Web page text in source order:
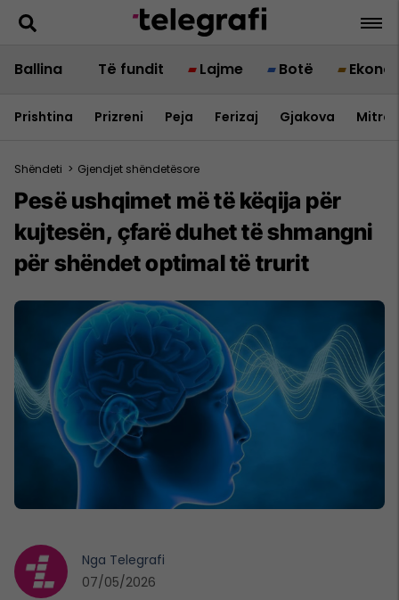
Ballina Të fundit Lajme Botë
Prishtina Prizreni Peja Ferizaj Gjakova
Shëndeti > Gjendjet shëndetësore
Pesë ushqimet më të këqija për
kujtesën, çfarë duhet të shmangni
për shëndet optimal të trurit
Nga Telegrafi
07/05/2026